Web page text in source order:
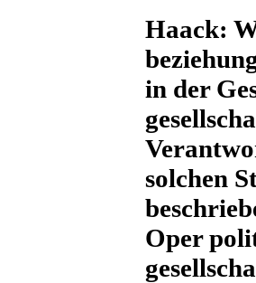
Haack:
in der
solchen
Oper